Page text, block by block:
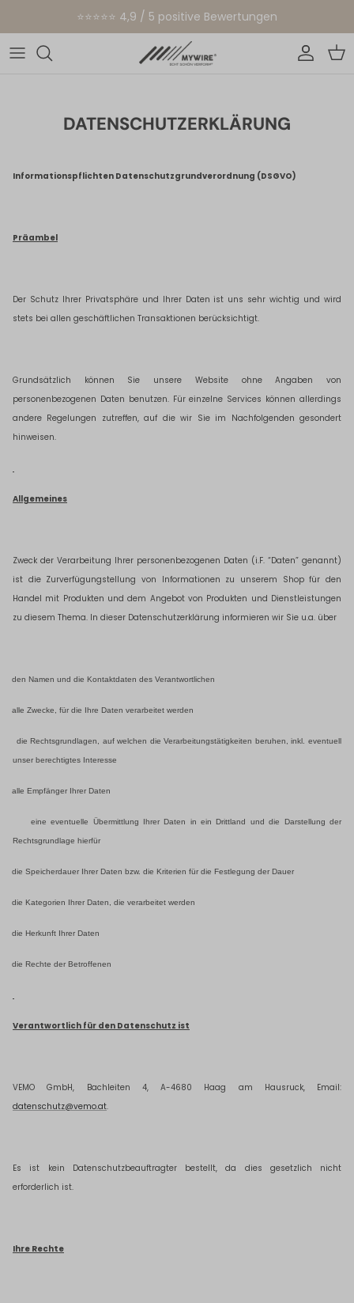
⭐⭐⭐⭐⭐ 4,9 / 5 positive Bewertungen
Konto
DATENSCHUTZERKLÄRUNG
Informationspflichten Datenschutzgrundverordnung (DSGVO)
Präambel
Der Schutz Ihrer Privatsphäre und Ihrer Daten ist uns sehr wichtig und wird
stets bei allen geschäftlichen Transaktionen berücksichtigt.
Grundsätzlich können Sie unsere Website ohne Angaben von
personenbezogenen Daten benutzen. Für einzelne Services können allerdings
andere Regelungen zutreffen, auf die wir Sie im Nachfolgenden gesondert
hinweisen.
Allgemeines
Zweck der Verarbeitung Ihrer personenbezogenen Daten (i.F. “Daten” genannt)
ist die Zurverfügungstellung von Informationen zu unserem Shop für den
Handel mit Produkten und dem Angebot von Produkten und Dienstleistungen
zu diesem Thema. In dieser Datenschutzerklärung informieren wir Sie u.a. über
den Namen und die Kontaktdaten des Verantwortlichen
alle Zwecke, für die Ihre Daten verarbeitet werden
die Rechtsgrundlagen, auf welchen die Verarbeitungstätigkeiten beruhen, inkl. eventuell
unser berechtigtes Interesse
alle Empfänger Ihrer Daten
eine eventuelle Übermittlung Ihrer Daten in ein Drittland und die Darstellung der
Rechtsgrundlage hierfür
die Speicherdauer Ihrer Daten bzw. die Kriterien für die Festlegung der Dauer
die Kategorien Ihrer Daten, die verarbeitet werden
die Herkunft Ihrer Daten
die Rechte der Betroffenen
Verantwortlich für den Datenschutz ist
VEMO GmbH, Bachleiten 4, A-4680 Haag am Hausruck, Email:
datenschutz@vemo.at.
Es ist kein Datenschutzbeauftragter bestellt, da dies gesetzlich nicht
erforderlich ist.
Ihre Rechte